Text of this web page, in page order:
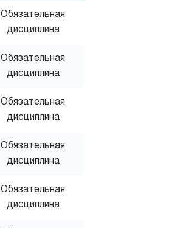
Обязательная
дисциплина
Обязательная
дисциплина
Обязательная
дисциплина
Обязательная
дисциплина
Обязательная
дисциплина